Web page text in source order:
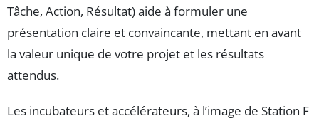
Tâche, Action, Résultat) aide à formuler une
présentation claire et convaincante, mettant en avant
la valeur unique de votre projet et les résultats
attendus.
Les incubateurs et accélérateurs, à l’image de Station F